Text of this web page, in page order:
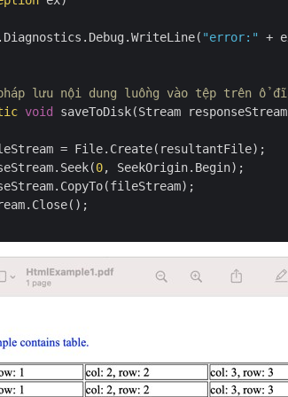
"error:" +
lưu nội dung luồng vào tệp trên ổ
void saveToDisk(Stream
= File.Create(resultantFile);
0, SeekOrigin.Begin);